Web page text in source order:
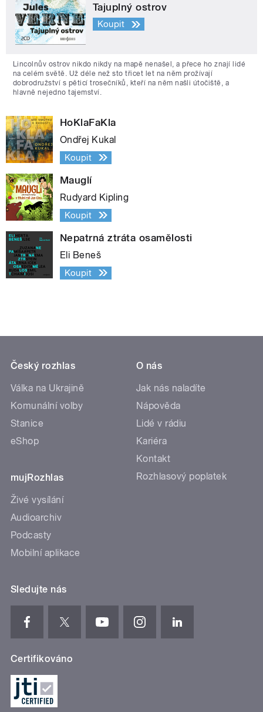
Tajuplný ostrov
Koupit
Lincolnův ostrov nikdo nikdy na mapě nenašel, a přece ho znají lidé
na celém světě. Už déle než sto třicet let na něm prožívají
dobrodružství s pěticí trosečníků, kteří na něm našli útočiště, a
hlavně nejedno tajemství.
HoKlaFaKla
Ondřej Kukal
Koupit
Mauglí
Rudyard Kipling
Koupit
Nepatrná ztráta osamělosti
Eli Beneš
Koupit
Český rozhlas
Válka na Ukrajině
Komunální volby
Stanice
eShop
mujRozhlas
Živé vysílání
Audioarchiv
Podcasty
Mobilní aplikace
O nás
Jak nás naladíte
Nápověda
Lidé v rádiu
Kariéra
Kontakt
Rozhlasový poplatek
Sledujte nás
Certifikováno